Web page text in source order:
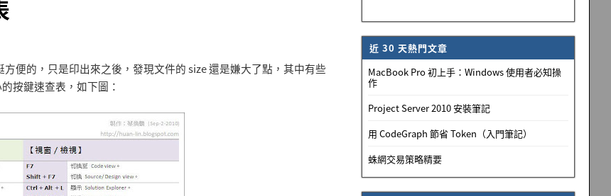
便的，只是印出來之後，發現文件的 size 還是嫌大了點，其中有些
按鍵速查表，如下圖：
近 30 天熱門文章
MacBook Pro 初上手：Windows 使用者必知操
作
Project Server 2010 安裝筆記
用 CodeGraph 節省 Token（入門筆記）
蛛網交易策略精要